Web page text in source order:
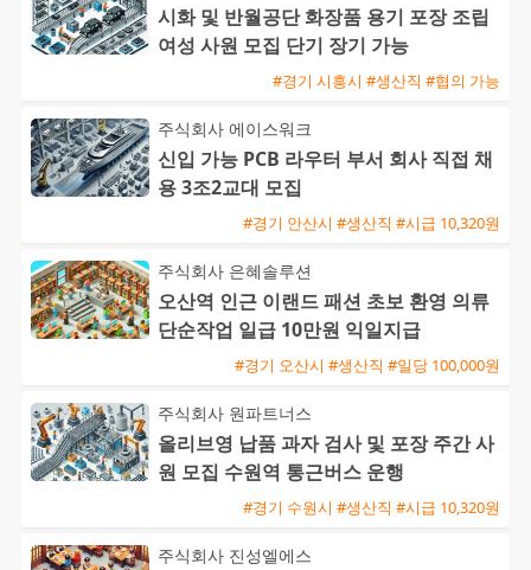
시화 및 반월공단 화장품 용기 포장 조립
여성 사원 모집 단기 장기 가능
#경기 시흥시 #생산직 #협의 가능
주식회사 에이스워크
신입 가능 PCB 라우터 부서 회사 직접 채
용 3조2교대 모집
#경기 안산시 #생산직 #시급 10,320원
주식회사 은혜솔루션
오산역 인근 이랜드 패션 초보 환영 의류
단순작업 일급 10만원 익일지급
#경기 오산시 #생산직 #일당 100,000원
주식회사 원파트너스
올리브영 납품 과자 검사 및 포장 주간 사
원 모집 수원역 통근버스 운행
#경기 수원시 #생산직 #시급 10,320원
주식회사 진성엘에스